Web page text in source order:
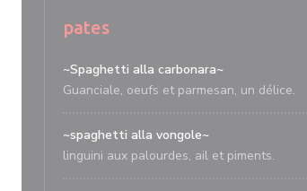
pates
~Spaghetti alla carbonara~
Guanciale, oeufs et parmesan, un délice.
~spaghetti alla vongole~
linguini aux palourdes, ail et piments.